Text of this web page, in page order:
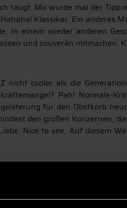
taugt. Mir wurde mal der
Klassiker. Ein anderes
In einem wieder anderen
und souverän mitmachen.
cooler als die
Pah!
für den Obstkorb
den großen Konzernen,
Nice to see. Auf diesem